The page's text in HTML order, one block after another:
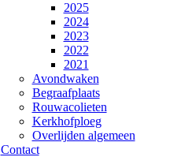
2025
2024
2023
2022
2021
Avondwaken
Begraafplaats
Rouwacolieten
Kerkhofploeg
Overlijden algemeen
Contact